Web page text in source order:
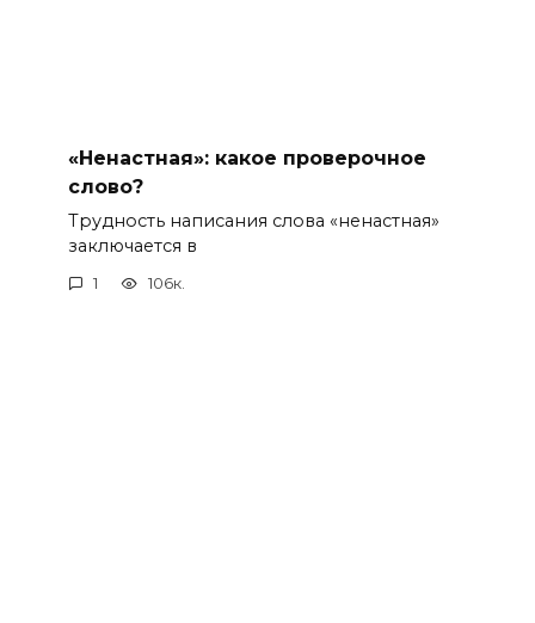
«Ненастная»: какое проверочное
слово?
Трудность написания слова «ненастная»
заключается в
1 106к.